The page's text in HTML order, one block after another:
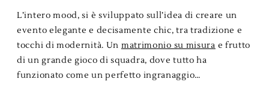
L’intero mood, si è sviluppato sull’idea di creare un
evento elegante e decisamente chic, tra tradizione e
tocchi di modernità. Un matrimonio su misura e frutto
di un grande gioco di squadra, dove tutto ha
funzionato come un perfetto ingranaggio…